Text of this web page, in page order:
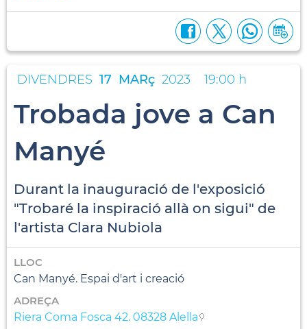
DIVENDRES 17 MARç 2023 19:00 h
Trobada jove a Can
Manyé
Durant la inauguració de l'exposició
"Trobaré la inspiració allà on sigui" de
l'artista Clara Nubiola
LLOC
Can Manyé. Espai d'art i creació
ADREÇA
Riera Coma Fosca 42. 08328 Alella